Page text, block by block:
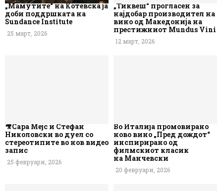
„Мамутите“ на Котевска ја
доби поддршката на
Sundance Institute
25 март, 2026
„Тиквеш“ прогласен за
најдобар производител на
вино од Македонија на
престижниот Mundus Vini
12 март, 2026
🎥Сара Мејс и Стефан
Николовски во дуел со
стереотипите во нов видео
запис
25 февруари, 2026
Во Италија промовирано
ново вино „Пред дождот“
инспирирано од
филмскиот класик
на Манчевски
20 февруари, 2026